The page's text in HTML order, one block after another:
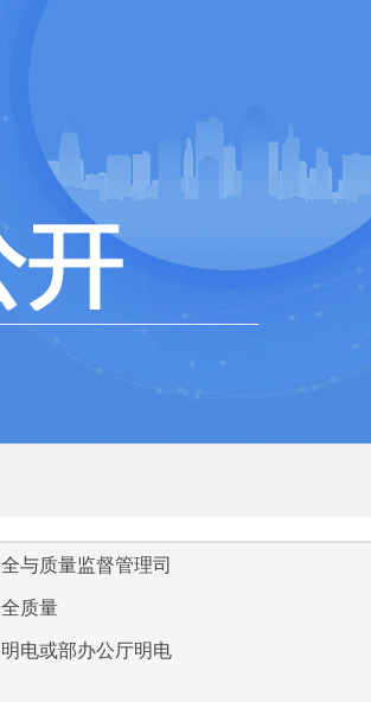
与质量监督管理司
质量
电或部办公厅明电